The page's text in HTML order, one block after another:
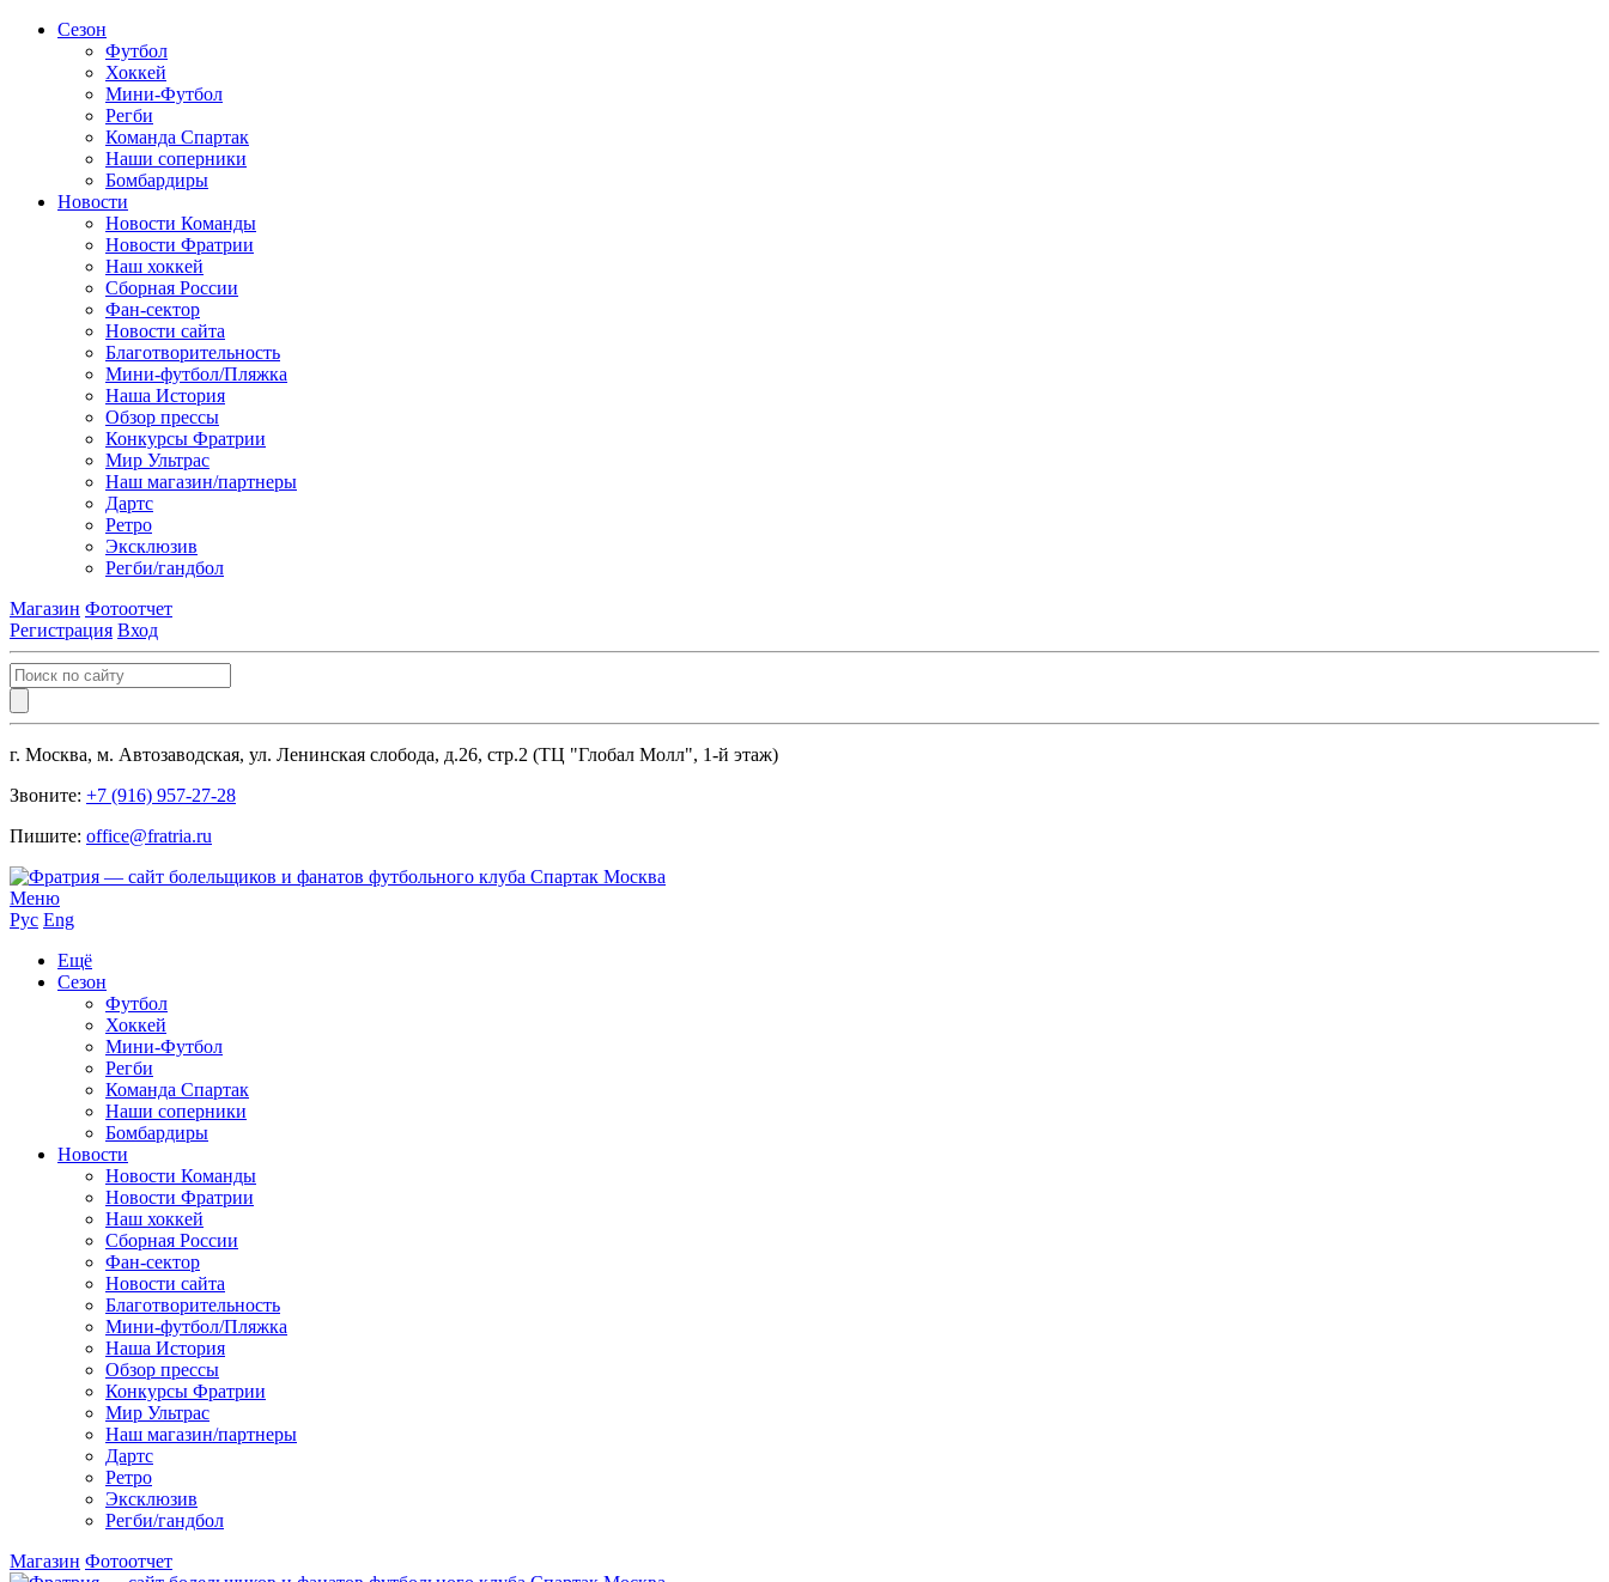
Сезон
Футбол
Хоккей
Мини-Футбол
Регби
Команда Спартак
Наши соперники
Бомбардиры
Новости
Новости Команды
Новости Фратрии
Наш хоккей
Сборная России
Фан-cектор
Новости сайта
Благотворительность
Мини-футбол/Пляжка
Наша История
Обзор прессы
Конкурсы Фратрии
Мир Ультрас
Наш магазин/партнеры
Дартс
Ретро
Эксклюзив
Регби/гандбол
Магазин Фотоотчет
Регистрация Вход
г. Москва, м. Автозаводская, ул. Ленинская слобода, д.26, стр.2 (ТЦ "Глобал Молл", 1-й этаж)
Звоните: +7 (916) 957-27-28
Пишите: office@fratria.ru
Меню
Рус Eng
Ещё
Сезон
Футбол
Хоккей
Мини-Футбол
Регби
Команда Спартак
Наши соперники
Бомбардиры
Новости
Новости Команды
Новости Фратрии
Наш хоккей
Сборная России
Фан-cектор
Новости сайта
Благотворительность
Мини-футбол/Пляжка
Наша История
Обзор прессы
Конкурсы Фратрии
Мир Ультрас
Наш магазин/партнеры
Дартс
Ретро
Эксклюзив
Регби/гандбол
Магазин Фотоотчет